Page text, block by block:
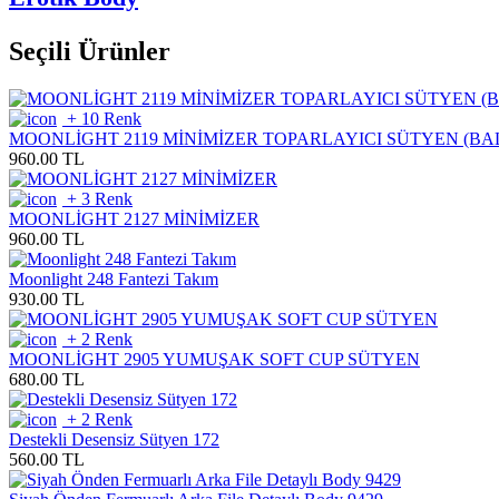
Seçili Ürünler
+ 10 Renk
MOONLİGHT 2119 MİNİMİZER TOPARLAYICI SÜTYEN
960.00 TL
+ 3 Renk
MOONLİGHT 2127 MİNİMİZER
960.00 TL
Moonlight 248 Fantezi Takım
930.00 TL
+ 2 Renk
MOONLİGHT 2905 YUMUŞAK SOFT CUP SÜTYEN
680.00 TL
+ 2 Renk
Destekli Desensiz Sütyen 172
560.00 TL